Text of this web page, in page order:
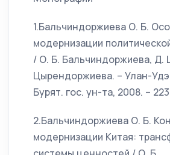
1.Бальчиндоржиева О. Б.
модернизации
/ О. Б. Бальчиндоржиева, Д.
Цырендоржиева. – Улан-
Бурят. гос. ун-та, 2008. –
2.Бальчиндоржиева О. Б.
модернизации Китая: